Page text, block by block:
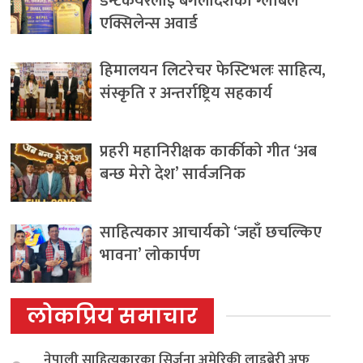
एक्सिलेन्स अवार्ड
हिमालयन लिटरेचर फेस्टिभलः साहित्य,
संस्कृति र अन्तर्राष्ट्रिय सहकार्य
प्रहरी महानिरीक्षक कार्कीको गीत ‘अब
बन्छ मेरो देश’ सार्वजनिक
साहित्यकार आचार्यको ‘जहाँ छचल्किए
भावना’ लोकार्पण
लोकप्रिय समाचार